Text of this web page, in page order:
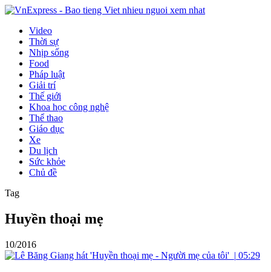
Video
Thời sự
Nhịp sống
Food
Pháp luật
Giải trí
Thế giới
Khoa học công nghệ
Thể thao
Giáo dục
Xe
Du lịch
Sức khỏe
Chủ đề
Tag
Huyền thoại mẹ
10/2016
| 05:29